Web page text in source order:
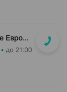
ул. Есенина, д. 76-1 (ТЦ Maximus, в м-не Евроопт Super)
до 21:00